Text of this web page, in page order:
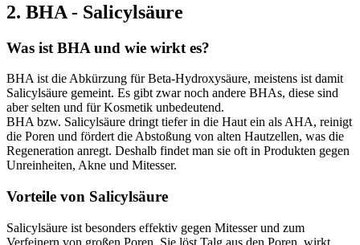
2. BHA - Salicylsäure
Was ist BHA und wie wirkt es?
BHA ist die Abkürzung für Beta-Hydroxysäure, meistens ist damit
Salicylsäure gemeint. Es gibt zwar noch andere BHAs, diese sind
aber selten und für Kosmetik unbedeutend.
BHA bzw. Salicylsäure dringt tiefer in die Haut ein als AHA, reinigt
die Poren und fördert die Abstoßung von alten Hautzellen, was die
Regeneration anregt. Deshalb findet man sie oft in Produkten gegen
Unreinheiten, Akne und Mitesser.
Vorteile von Salicylsäure
Salicylsäure ist besonders effektiv gegen Mitesser und zum
Verfeinern von großen Poren. Sie löst Talg aus den Poren, wirkt